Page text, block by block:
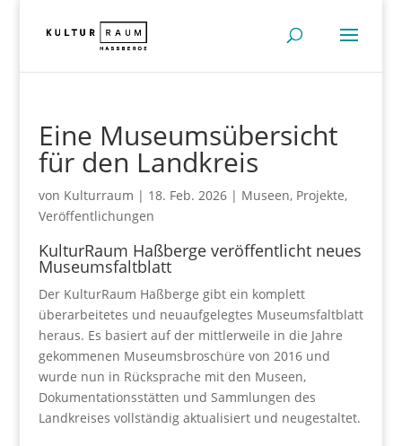
Eine Museumsübersicht
für den Landkreis
von Kulturraum | 18. Feb. 2026| Museen, Projekte,
Veröffentlichungen
KulturRaum Haßberge veröffentlicht neues
Museumsfaltblatt
Der KulturRaum Haßberge gibt ein komplett
überarbeitetes und neuaufgelegtes Museumsfaltblatt
heraus. Es basiert auf der mittlerweile in die Jahre
gekommenen Museumsbroschüre von 2016 und
wurde nun in Rücksprache mit den Museen,
Dokumentationsstätten und Sammlungen des
Landkreises vollständig aktualisiert und neugestaltet.